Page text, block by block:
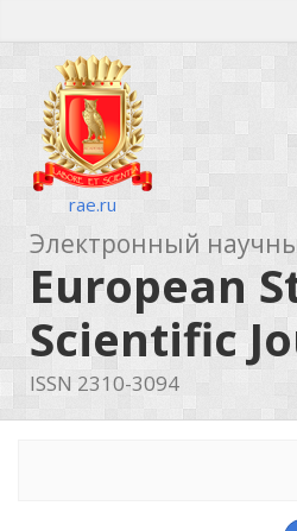
rae.ru
Электронный
European
Scientific
ISSN 2310-3094